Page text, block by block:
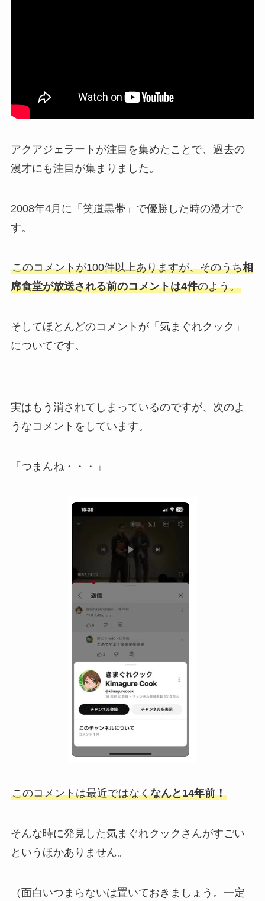
アクアジェラートが注目を集めたことで、過去の
漫才にも注目が集まりました。
2008年4月に「笑道黒帯」で優勝した時の漫才で
す。
このコメントが100件以上ありますが、そのうち相
席食堂が放送される前のコメントは4件のよう。
そしてほとんどのコメントが「気まぐれクック」
についてです。
実はもう消されてしまっているのですが、次のよ
うなコメントをしています。
「つまんね・・・」
このコメントは最近ではなくなんと14年前！
そんな時に発見した気まぐれクックさんがすごい
というほかありません。
（面白いつまらないは置いておきましょう。一定